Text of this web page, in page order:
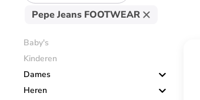
Pepe Jeans FOOTWEAR
Baby's
Kinderen
Dames
Heren